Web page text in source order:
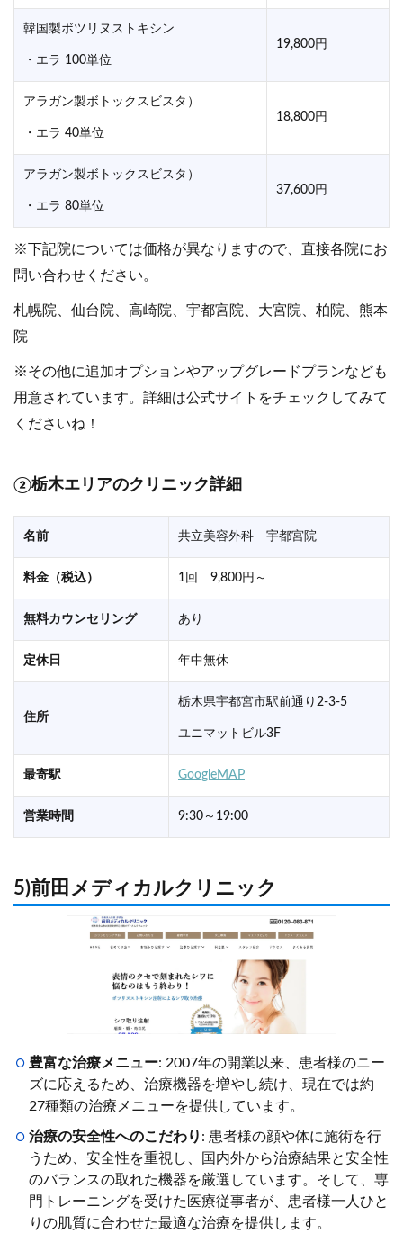
韓国製ボツリヌストキシン
・エラ 100単位
19,800円
アラガン製ボトックスビスタ）
・エラ 40単位
18,800円
アラガン製ボトックスビスタ）
・エラ 80単位
37,600円
※下記院については価格が異なりますので、直接各院にお
問い合わせください。
札幌院、仙台院、高崎院、宇都宮院、大宮院、柏院、熊本
院
※その他に追加オプションやアップグレードプランなども
用意されています。詳細は公式サイトをチェックしてみて
くださいね！
②栃木エリアのクリニック詳細
名前 共立美容外科 宇都宮院
料金（税込） 1回 9,800円～
無料カウンセリング あり
定休日 年中無休
住所
栃木県宇都宮市駅前通り2-3-5
ユニマットビル3F
最寄駅 GoogleMAP
営業時間 9:30～19:00
5)前田メディカルクリニック
豊富な治療メニュー: 2007年の開業以来、患者様のニー
ズに応えるため、治療機器を増やし続け、現在では約
27種類の治療メニューを提供しています。
治療の安全性へのこだわり : 患者様の顔や体に施術を行
うため、安全性を重視し、国内外から治療結果と安全性
のバランスの取れた機器を厳選しています。そして、専
門トレーニングを受けた医療従事者が、患者様一人ひと
りの肌質に合わせた最適な治療を提供します。